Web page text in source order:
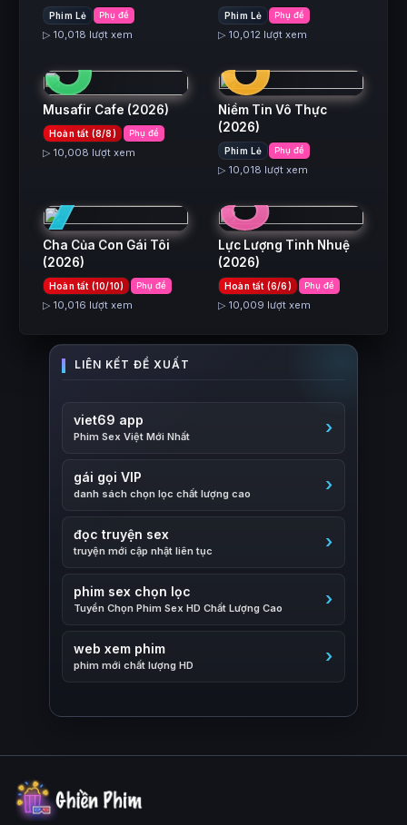
Phim Lẻ Phụ đề
▷ 10,018 lượt xem
Phim Lẻ Phụ đề
▷ 10,012 lượt xem
5
Musafir Cafe (2026)
Hoàn tất (8/8) Phụ đề
▷ 10,008 lượt xem
6
Niềm Tin Vô Thực
(2026)
Phim Lẻ Phụ đề
▷ 10,018 lượt xem
7
Cha Của Con Gái Tôi
(2026)
Hoàn tất (10/10) Phụ đề
▷ 10,016 lượt xem
8
Lực Lượng Tinh Nhuệ
(2026)
Hoàn tất (6/6) Phụ đề
▷ 10,009 lượt xem
viet69 app
Phim Sex Việt Mới Nhất
gái gọi VIP
danh sách chọn lọc chất lượng cao
đọc truyện sex
truyện mới cập nhật liên tục
phim sex chọn lọc
Tuyển Chọn Phim Sex HD Chất Lượng Cao
web xem phim
phim mới chất lượng HD